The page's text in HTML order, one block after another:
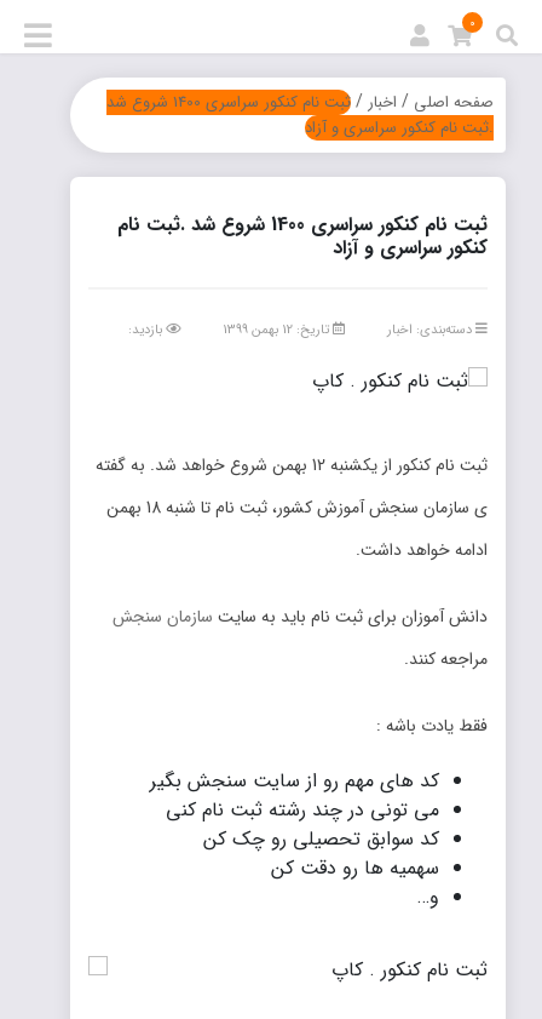
0
صفحه اصلی / اخبار /
ثبت نام کنکور سراسری 1400 شروع شد
.ثبت نام کنکور سراسری و آزاد
ثبت نام کنکور سراسری 1400 شروع شد .ثبت نام
کنکور سراسری و آزاد
دسته‌بندی: اخبار تاریخ: 12 بهمن 1399 بازدید:
ثبت نام کنکور از یکشنبه 12 بهمن شروع خواهد شد. به گفته
ی سازمان سنجش آموزش کشور، ثبت نام تا شنبه 18 بهمن
ادامه خواهد داشت.
دانش آموزان برای ثبت نام باید به سایت سازمان سنجش
مراجعه کنند.
فقط یادت باشه :
کد های مهم رو از سایت سنجش بگیر
می تونی در چند رشته ثبت نام کنی
کد سوابق تحصیلی رو چک کن
سهمیه ها رو دقت کن
و…